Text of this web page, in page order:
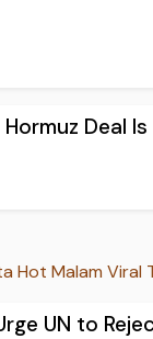
Deal Is
Hot Malam Viral
UN to